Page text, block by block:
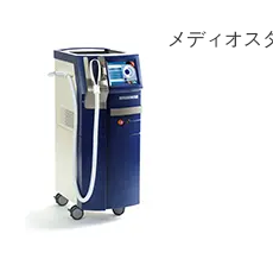
メディオス